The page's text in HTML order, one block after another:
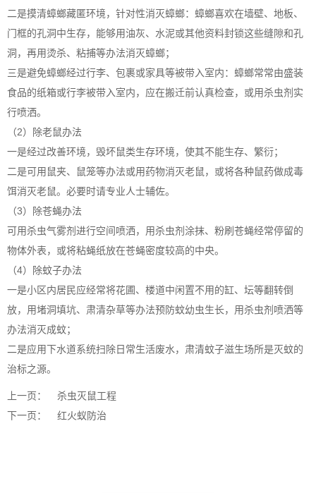
二是摸清蟑螂藏匿环境，针对性消灭蟑螂：蟑螂喜欢在墙壁、地板、
门框的孔洞中生存，能够用油灰、水泥或其他资料封锁这些缝隙和孔
洞，再用烫杀、粘捕等办法消灭蟑螂；
三是避免蟑螂经过行李、包裹或家具等被带入室内：蟑螂常常由盛装
食品的纸箱或行李被带入室内，应在搬迁前认真检查，或用杀虫剂实
行喷洒。
（2）除老鼠办法
一是经过改善环境，毁坏鼠类生存环境，使其不能生存、繁衍；
二是可用鼠夹、鼠笼等办法或用药物消灭老鼠，或将各种鼠药做成毒
饵消灭老鼠。必要时请专业人士辅佐。
（3）除苍蝇办法
可用杀虫气雾剂进行空间喷洒，用杀虫剂涂抹、粉刷苍蝇经常停留的
物体外表，或将粘蝇纸放在苍蝇密度较高的中央。
（4）除蚊子办法
一是小区内居民应经常将花圃、楼道中闲置不用的缸、坛等翻转倒
放，用堵洞填坑、肃清杂草等办法预防蚊幼虫生长，用杀虫剂喷洒等
办法消灭成蚊；
二是应用下水道系统扫除日常生活废水，肃清蚊子滋生场所是灭蚊的
治标之源。
上一页：
杀虫灭鼠工程
下一页：
红火蚁防治